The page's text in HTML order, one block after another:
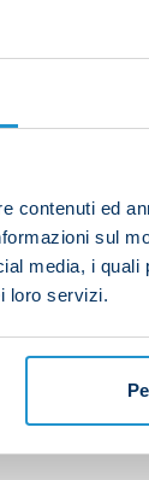
contenuti ed
sul
media, i
loro servizi.
has